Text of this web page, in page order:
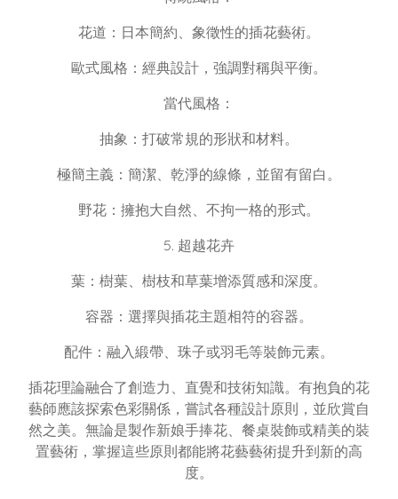
花道：日本簡約、象徵性的插花藝術。
歐式風格：經典設計，強調對稱與平衡。
當代風格：
抽象：打破常規的形狀和材料。
極簡主義：簡潔、乾淨的線條，並留有留白。
野花：擁抱大自然、不拘一格的形式。
5. 超越花卉
葉：樹葉、樹枝和草葉增添質感和深度。
容器：選擇與插花主題相符的容器。
配件：融入緞帶、珠子或羽毛等裝飾元素。
插花理論融合了創造力、直覺和技術知識。有抱負的花
藝師應該探索色彩關係，嘗試各種設計原則，並欣賞自
然之美。無論是製作新娘手捧花、餐桌裝飾或精美的裝
置藝術，掌握這些原則都能將花藝藝術提升到新的高
度。